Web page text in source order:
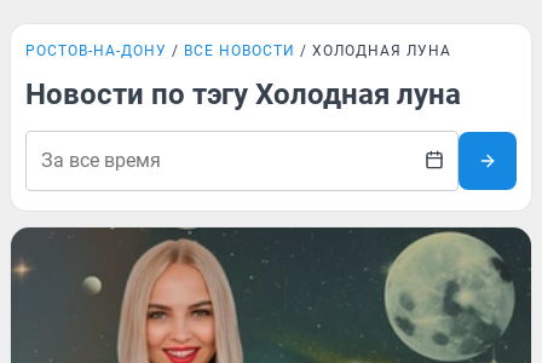
РОСТОВ-НА-ДОНУ ВСЕ НОВОСТИ ХОЛОДНАЯ ЛУНА
Новости по тэгу Холодная луна